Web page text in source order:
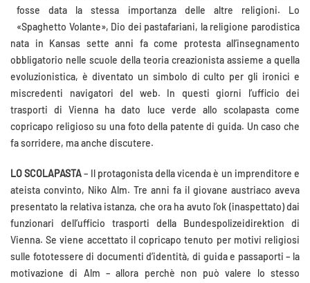
fosse data la stessa importanza delle altre religioni. Lo
«Spaghetto Volante», Dio dei pastafariani, la religione parodistica
nata in Kansas sette anni fa come protesta all’insegnamento
obbligatorio nelle scuole della teoria creazionista assieme a quella
evoluzionistica, è diventato un simbolo di culto per gli ironici e
miscredenti navigatori del web. In questi giorni l’ufficio dei
trasporti di Vienna ha dato luce verde allo scolapasta come
copricapo religioso su una foto della patente di guida. Un caso che
fa sorridere, ma anche discutere.
LO SCOLAPASTA– Il protagonista della vicenda è un imprenditore e
ateista convinto, Niko Alm. Tre anni fa il giovane austriaco aveva
presentato la relativa istanza, che ora ha avuto l’ok (inaspettato) dai
funzionari dell’ufficio trasporti della Bundespolizeidirektion di
Vienna. Se viene accettato il copricapo tenuto per motivi religiosi
sulle fototessere di documenti d’identità, di guida e passaporti – la
motivazione di Alm – allora perchè non può valere lo stesso